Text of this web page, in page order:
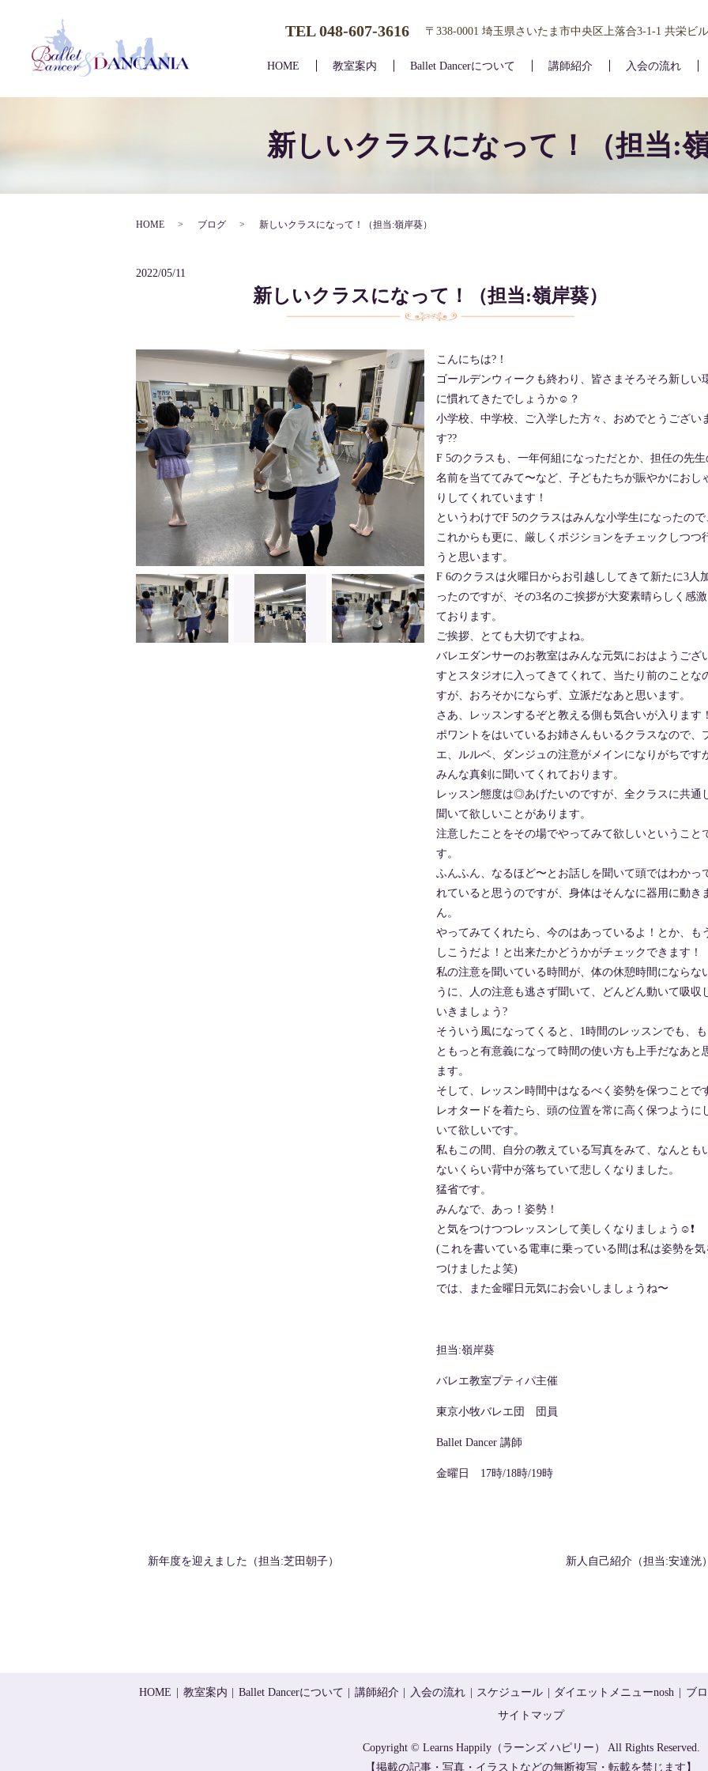
HOME 教室案内 Ballet Dancerについて 講師紹介 入会の流れ
TEL 048-607-3616 〒338-0001 埼玉県さいたま市中央区上落合3-1-1 共栄ビ
新しいクラスになって！（担当:
HOME ブログ 新しいクラスになって！（担当:嶺岸葵）
2022/05/11
新しいクラスになって！（担当:嶺岸葵）
こんにちは?！
ゴールデンウィークも終わり、皆さまそろそろ新しい
に慣れてきたでしょうか☺️？
小学校、中学校、ご入学した方々、おめでとうござい
す??
F 5のクラスも、一年何組になっただとか、担任の先生
名前を当ててみて〜など、子どもたちが賑やかにおし
りしてくれています！
というわけでF 5のクラスはみんな小学生になったので
これからも更に、厳しくポジションをチェックしつつ
うと思います。
F 6のクラスは火曜日からお引越ししてきて新たに3人
ったのですが、その3名のご挨拶が大変素晴らしく感激
ております。
ご挨拶、とても大切ですよね。
バレエダンサーのお教室はみんな元気におはようござ
すとスタジオに入ってきてくれて、当たり前のことな
すが、おろそかにならず、立派だなあと思います。
さあ、レッスンするぞと教える側も気合いが入ります！
ポワントをはいているお姉さんもいるクラスなので、
エ、ルルベ、ダンジュの注意がメインになりがちです
みんな真剣に聞いてくれております。
レッスン態度は◎あげたいのですが、全クラスに共通
聞いて欲しいことがあります。
注意したことをその場でやってみて欲しいということ
す。
ふんふん、なるほど〜とお話しを聞いて頭ではわかっ
れていると思うのですが、身体はそんなに器用に動き
ん。
やってみてくれたら、今のはあっているよ！とか、も
しこうだよ！と出来たかどうかがチェックできます！
私の注意を聞いている時間が、体の休憩時間にならな
うに、人の注意も逃さず聞いて、どんどん動いて吸収
いきましょう?
そういう風になってくると、1時間のレッスンでも、も
ともっと有意義になって時間の使い方も上手だなあと
ます。
そして、レッスン時間中はなるべく姿勢を保つことで
レオタードを着たら、頭の位置を常に高く保つように
いて欲しいです。
私もこの間、自分の教えている写真をみて、なんとも
ないくらい背中が落ちていて悲しくなりました。
猛省です。
みんなで、あっ！姿勢！
と気をつけつつレッスンして美しくなりましょう☺️❗️
(これを書いている電車に乗っている間は私は姿勢を気
つけましたよ笑)
では、また金曜日元気にお会いしましょうね〜
担当:嶺岸葵
バレエ教室プティパ主催
東京小牧バレエ団 団員
Ballet Dancer 講師
金曜日 17時/18時/19時
新年度を迎えました（担当:芝田朝子） 新人自己紹介（担当:安達洸）
HOME 教室案内 Ballet Dancerについて 講師紹介 入会の流れ スケジュール ダイエットメニューnosh ブ
サイトマップ
Copyright © Learns Happily（ラーンズ ハピリー） All Rights Reserved.
【掲載の記事・写真・イラストなどの無断複写・転載を禁じます】